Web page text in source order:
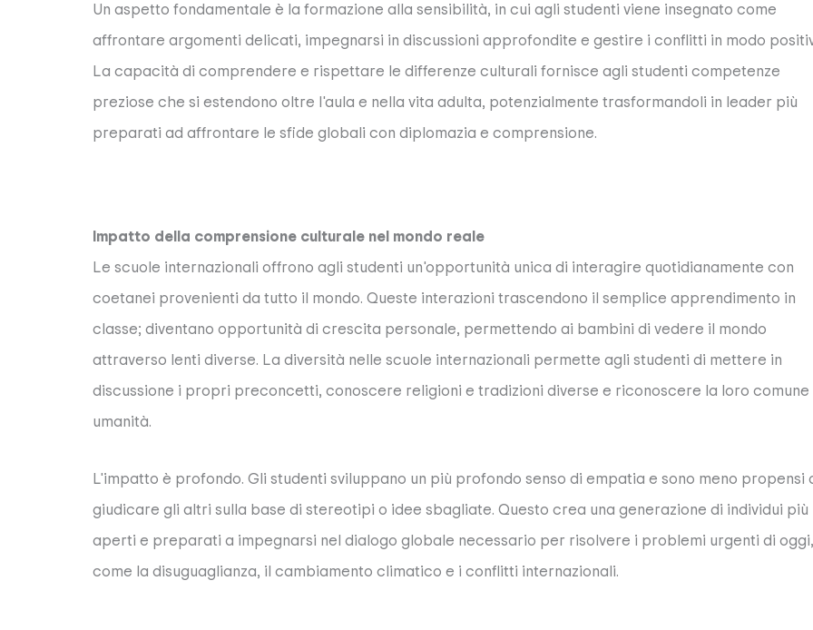
Un aspetto fondamentale è la formazione alla sensibilità, in cui agli studenti viene insegnato come
affrontare argomenti delicati, impegnarsi in discussioni approfondite e gestire i conflitti in modo
La capacità di comprendere e rispettare le differenze culturali fornisce agli studenti competenze
preziose che si estendono oltre l'aula e nella vita adulta, potenzialmente trasformandoli in leader più
preparati ad affrontare le sfide globali con diplomazia e comprensione.
Impatto della comprensione culturale nel mondo reale
Le scuole internazionali offrono agli studenti un'opportunità unica di interagire quotidianamente con
coetanei provenienti da tutto il mondo. Queste interazioni trascendono il semplice apprendimento in
classe; diventano opportunità di crescita personale, permettendo ai bambini di vedere il mondo
attraverso lenti diverse. La diversità nelle scuole internazionali permette agli studenti di mettere in
discussione i propri preconcetti, conoscere religioni e tradizioni diverse e riconoscere la loro comune
umanità.
L'impatto è profondo. Gli studenti sviluppano un più profondo senso di empatia e sono meno propensi
giudicare gli altri sulla base di stereotipi o idee sbagliate. Questo crea una generazione di individui più
aperti e preparati a impegnarsi nel dialogo globale necessario per risolvere i problemi urgenti di oggi,
come la disuguaglianza, il cambiamento climatico e i conflitti internazionali.